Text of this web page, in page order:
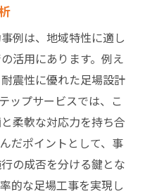
例は、地域特性に適し
活用にあります。例え
震性に優れた足場設計
ップサービスでは、こ
柔軟な対応力を持ち合
だポイントとして、事
の成否を分ける鍵とな
的な足場工事を実現し